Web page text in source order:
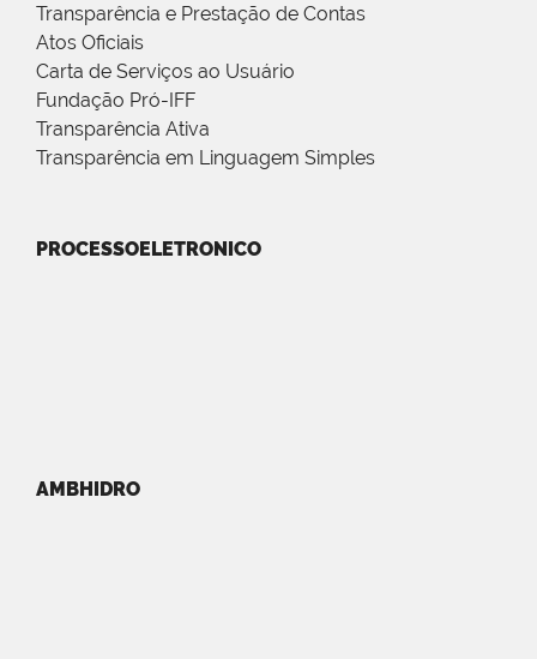
Transparência e Prestação de Contas
Atos Oficiais
Carta de Serviços ao Usuário
Fundação Pró-IFF
Transparência Ativa
Transparência em Linguagem Simples
PROCESSOELETRONICO
AMBHIDRO